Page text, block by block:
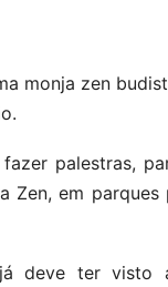
monja zen
palestras,
Zen, em
deve ter visto